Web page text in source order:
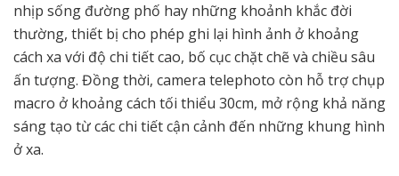
nhịp sống đường phố hay những khoảnh khắc đời
thường, thiết bị cho phép ghi lại hình ảnh ở khoảng
cách xa với độ chi tiết cao, bố cục chặt chẽ và chiều sâu
ấn tượng. Đồng thời, camera telephoto còn hỗ trợ chụp
macro ở khoảng cách tối thiểu 30cm, mở rộng khả năng
sáng tạo từ các chi tiết cận cảnh đến những khung hình
ở xa.